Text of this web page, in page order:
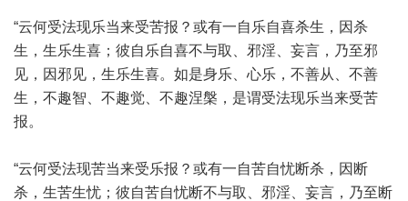
“云何受法现乐当来受苦报？或有一自乐自喜杀生，因杀
生，生乐生喜；彼自乐自喜不与取、邪淫、妄言，乃至邪
见，因邪见，生乐生喜。如是身乐、心乐，不善从、不善
生，不趣智、不趣觉、不趣涅槃，是谓受法现乐当来受苦
报。
“云何受法现苦当来受乐报？或有一自苦自忧断杀，因断
杀，生苦生忧；彼自苦自忧断不与取、邪淫、妄言，乃至断